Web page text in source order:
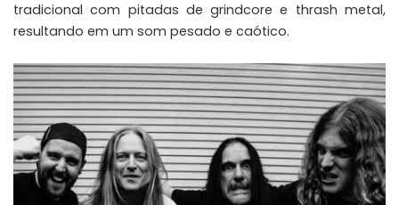
tradicional com pitadas de grindcore e thrash metal,
resultando em um som pesado e caótico.